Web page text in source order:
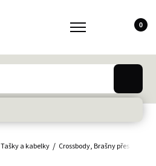
0
Tašky a kabelky Crossbody, Brašny přes rameno